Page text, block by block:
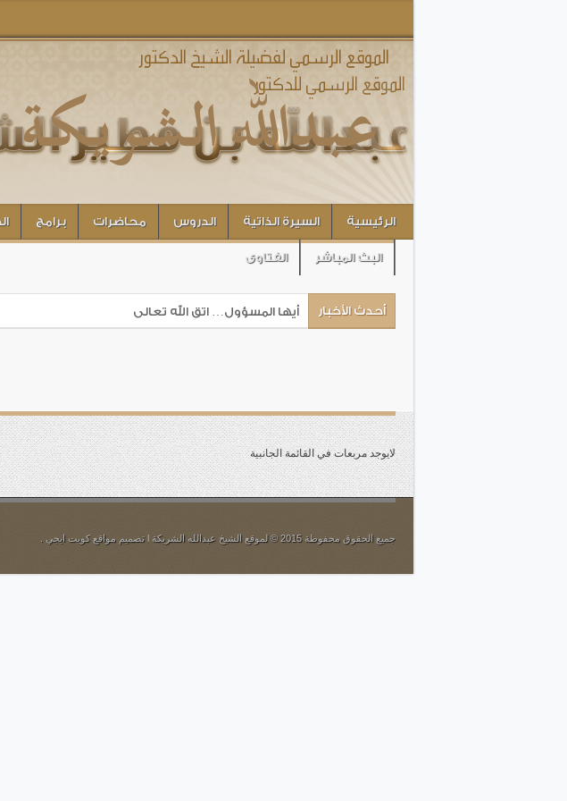
الرئيسية السيرة الذاتية الدروس محاضرات برامج
البث المباشر الفتاوى
أحدث الأخبار أيها المسؤول… اتق الله تعالى
كم أمتعتنا بصوتك أيها العندليب الأسمر.. رحمك الله
«ولا تسرفوا»
صور عصرية من أكل الحرام
لايوجد مربعات في القائمة الجانبية
جميع الحقوق محفوظة 2015 © لموقع الشيخ عبدالله الشريكة l تصميم مواقع كويت ايجي